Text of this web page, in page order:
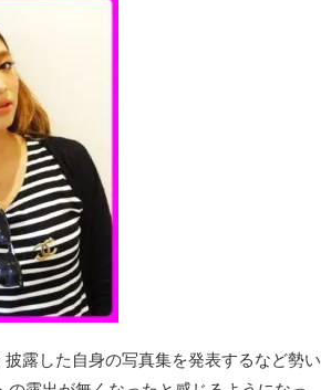
露した自身の写真集を発表するなど勢い